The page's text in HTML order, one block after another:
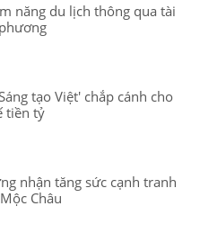
năng du lịch thông qua tài
tạo Việt' chắp cánh cho
tiền tỷ
nhận tăng sức cạnh tranh
Châu